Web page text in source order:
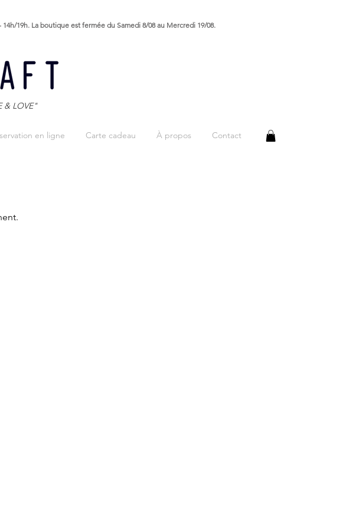
19h. La boutique est fermée du Samedi 8/08 au Mercredi 19/08.
& LOVE"
en ligne Carte cadeau À propos Contact